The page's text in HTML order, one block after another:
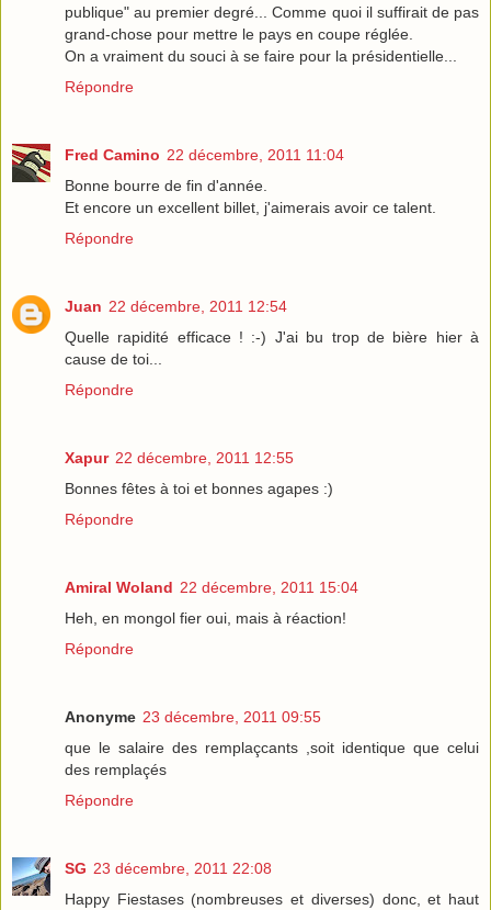
publique" au premier degré... Comme quoi il suffirait de pas
grand-chose pour mettre le pays en coupe réglée.
On a vraiment du souci à se faire pour la présidentielle...
Répondre
Fred Camino 22 décembre, 2011 11:04
Bonne bourre de fin d'année.
Et encore un excellent billet, j'aimerais avoir ce talent.
Répondre
Juan 22 décembre, 2011 12:54
Quelle rapidité efficace ! :-) J'ai bu trop de bière hier à
cause de toi...
Répondre
Xapur 22 décembre, 2011 12:55
Bonnes fêtes à toi et bonnes agapes :)
Répondre
Amiral Woland 22 décembre, 2011 15:04
Heh, en mongol fier oui, mais à réaction!
Répondre
Anonyme 23 décembre, 2011 09:55
que le salaire des remplaçcants ,soit identique que celui
des remplaçés
Répondre
SG 23 décembre, 2011 22:08
Happy Fiestases (nombreuses et diverses) donc, et haut